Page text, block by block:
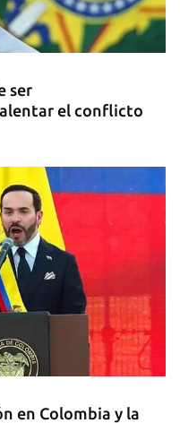
ser
el conflicto
en Colombia y la